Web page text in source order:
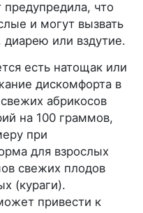
что
и могут вызвать
или вздутие.
есть натощак или
дискомфорта в
абрикосов
на 100 граммов,
при
для взрослых
свежих плодов
(кураги).
привести к